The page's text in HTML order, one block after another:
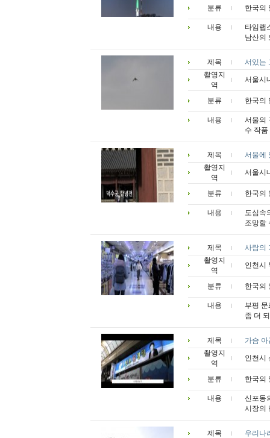
분류 한국의
내용
타임랩
남산의
제목
서있는
촬영지
역
서울시
분류 한국의
내용
서울의
수 작품
제목
서울에
촬영지
역
서울시
분류 한국의
내용
도심속
조망할
제목
사람의
촬영지
역
인천시
분류 한국의
내용
부평
좀 더
제목
가슴
촬영지
역
인천시
분류 한국의
내용
신포동
시장의
제목
우리나